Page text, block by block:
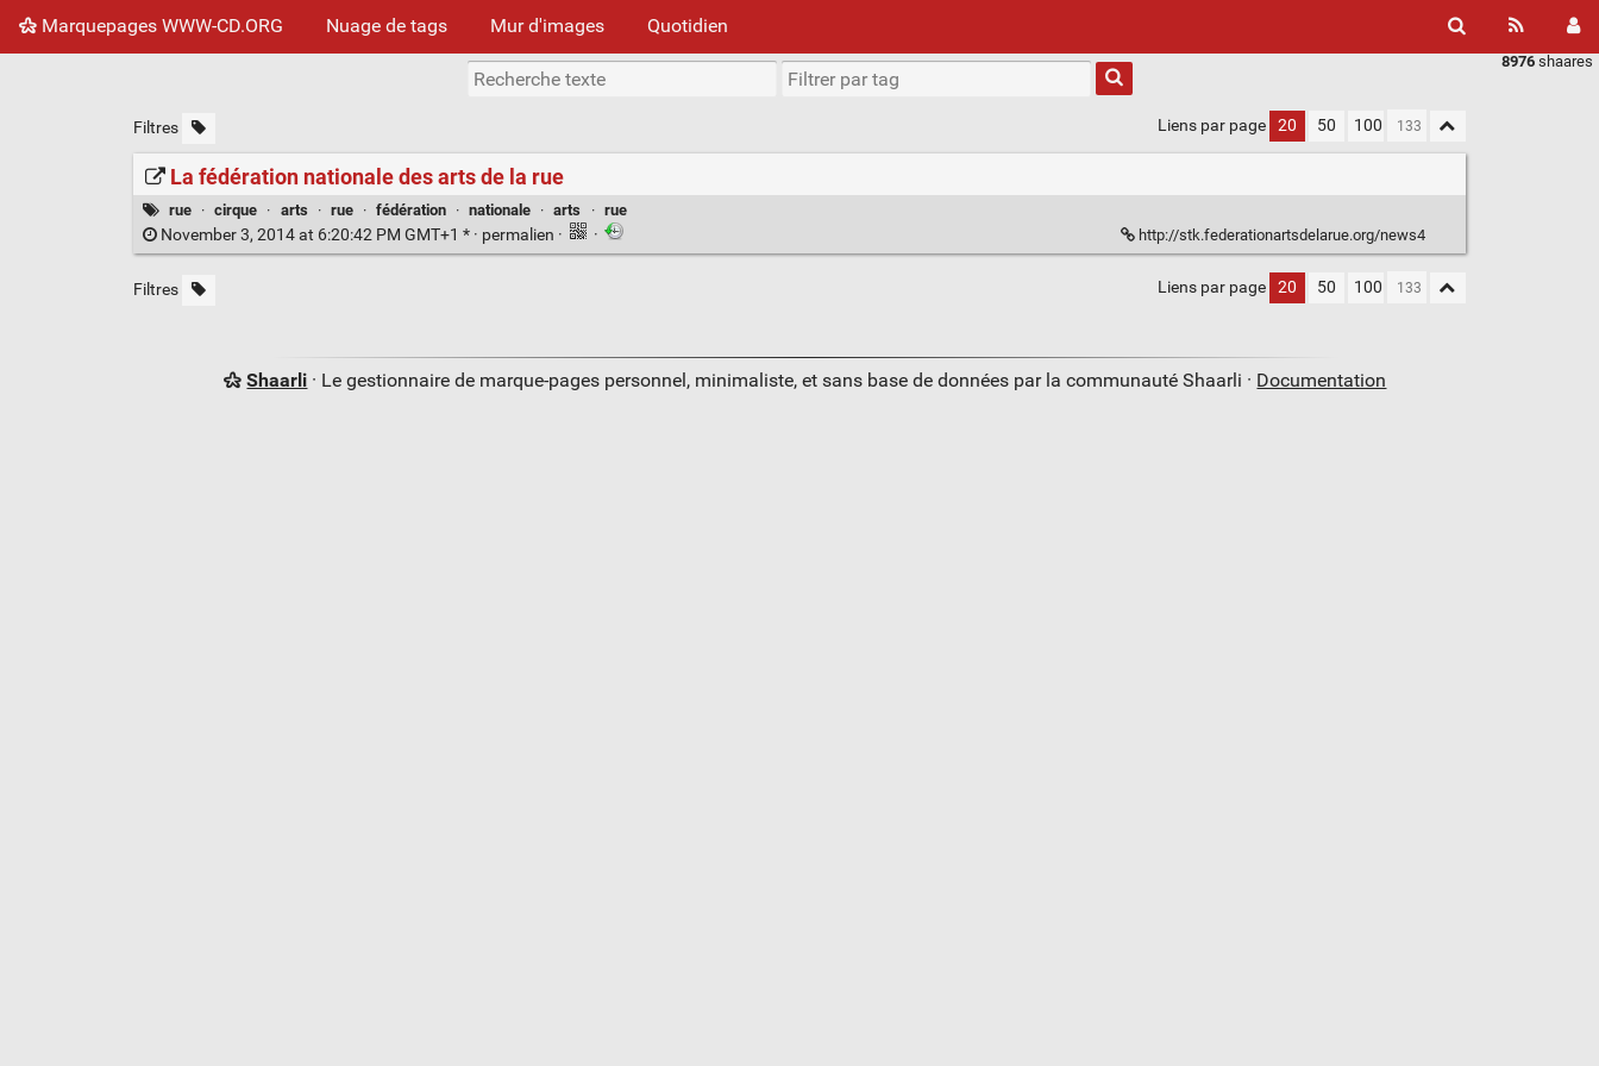
Marquepages WWW-CD.ORG Nuage de tags Mur d'images Quotidien
8976 shaares
Filtres Liens par page 20 50 100
La fédération nationale des arts de la rue
rue · cirque · arts · rue · fédération · nationale · arts · rue
November 3, 2014 at 6:20:42 PM GMT+1 * · permalien · · http://stk.federationartsdelarue.org/news4
Filtres Liens par page 20 50 100
Shaarli · Le gestionnaire de marque-pages personnel, minimaliste, et sans base de données par la communauté Shaarli · Documentation